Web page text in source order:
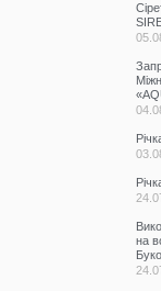
на